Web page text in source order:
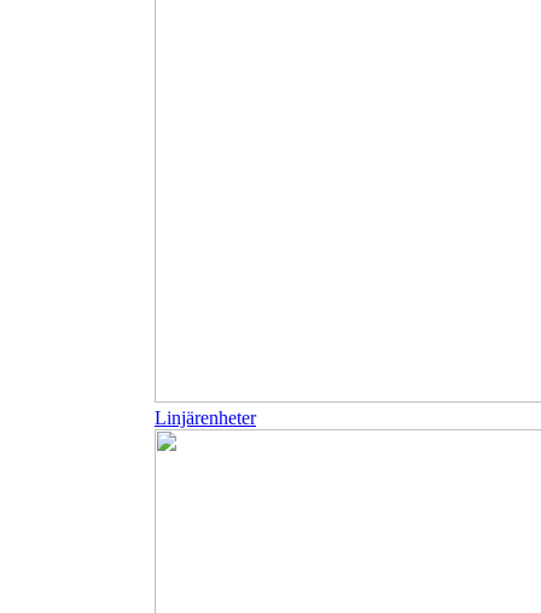
Linjärenheter